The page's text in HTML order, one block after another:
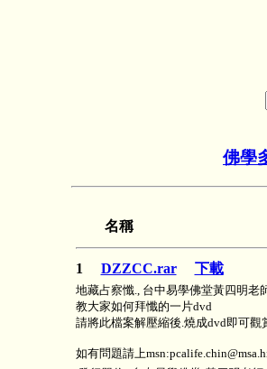
佛學
名稱
1 DZZCC.rar 下載
地藏占察懺., 台中易學佛堂黃四明老
教大家如何拜懺的一片dvd
請將此檔案解壓縮後.燒成dvd即可觀
如有問題請上